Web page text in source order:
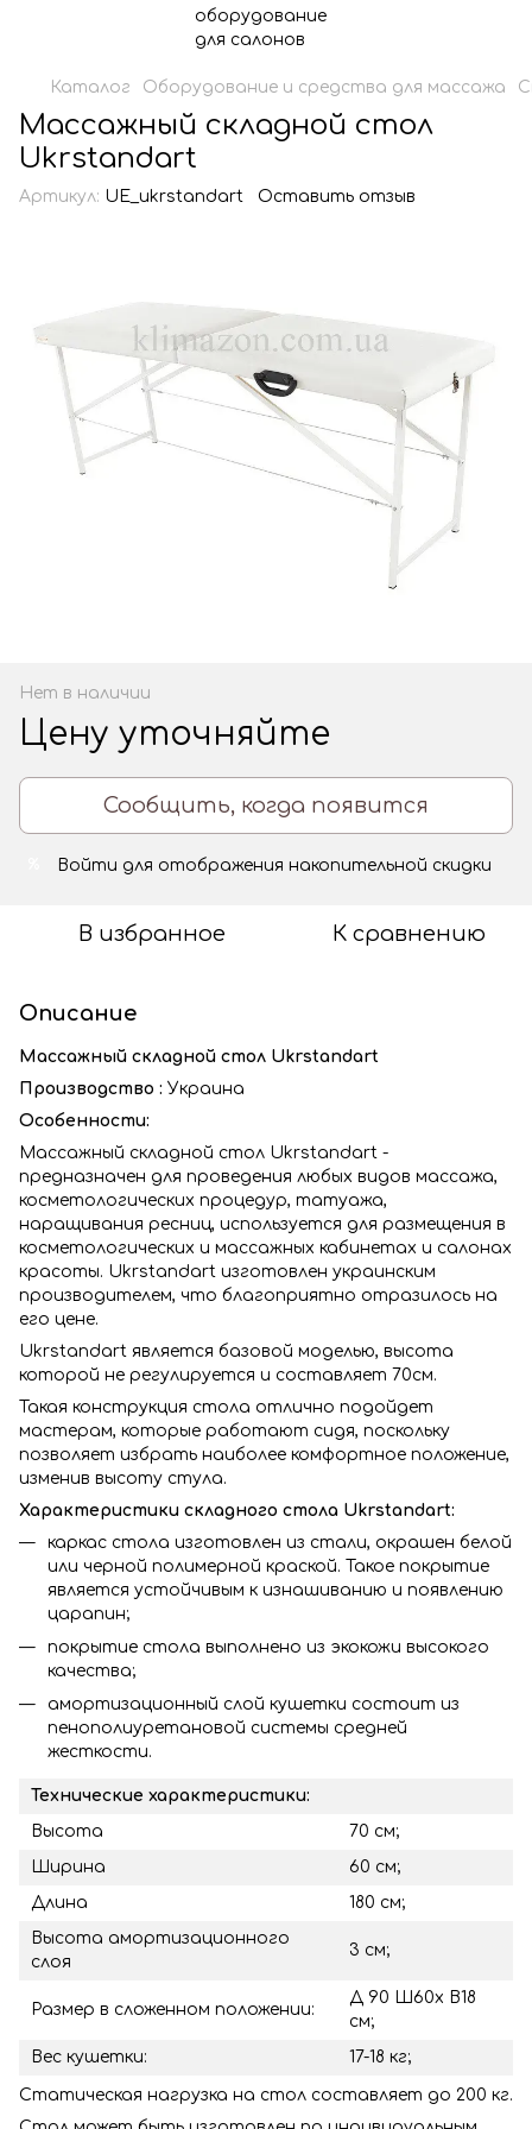
Каталог Оборудование и средства для массажа
Массажный складной стол
Ukrstandart
Артикул: UE_ukrstandart Оставить отзыв
Нет в наличии
Цену уточняйте
Сообщить, когда появится
Войти для отображения накопительной скидки
В избранное К сравнению
Описание
Массажный складной стол Ukrstandart
Производство : Украина
Особенности:
Массажный складной стол Ukrstandart -
предназначен для проведения любых видов массажа,
косметологических процедур, татуажа,
наращивания ресниц, используется для размещения в
косметологических и массажных кабинетах и салонах
красоты. Ukrstandart изготовлен украинским
производителем, что благоприятно отразилось на
его цене.
Ukrstandart является базовой моделью, высота
которой не регулируется и составляет 70см.
Такая конструкция стола отлично подойдет
мастерам, которые работают сидя, поскольку
позволяет избрать наиболее комфортное положение,
изменив высоту стула.
Характеристики складного стола Ukrstandart:
каркас стола изготовлен из стали, окрашен белой
или черной полимерной краской. Такое покрытие
является устойчивым к изнашиванию и появлению
царапин;
покрытие стола выполнено из экокожи высокого
качества;
амортизационный слой кушетки состоит из
пенополиуретановой системы средней
жесткости.
Технические характеристики:
Высота
70 см;
Ширина
60 см;
Длина
180 см;
Высота амортизационного
слоя
3 см;
Размер в сложенном положении:
Д 90 Ш60х В18
см;
Вес кушетки:
17-18 кг;
Статическая нагрузка на стол составляет до 200 кг.